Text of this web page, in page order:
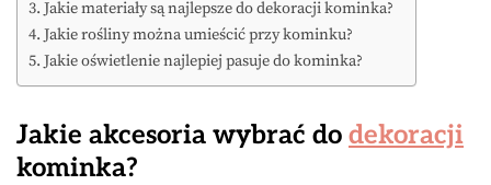
Jakie materiały są najlepsze do dekoracji kominka?
Jakie rośliny można umieścić przy kominku?
Jakie oświetlenie najlepiej pasuje do kominka?
Jakie akcesoria wybrać do dekoracji
kominka?